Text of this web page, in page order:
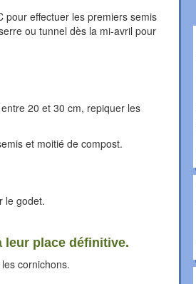
pour effectuer les premiers semis
ou tunnel dès la mi-avril pour
20 et 30 cm, repiquer les
et moitié de compost.
le godet.
leur place définitive.
cornichons.